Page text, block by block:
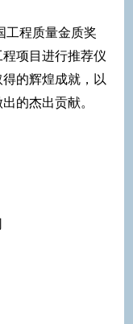
工程质量金质奖
项目进行推荐仪
的辉煌成就，以
的杰出贡献。